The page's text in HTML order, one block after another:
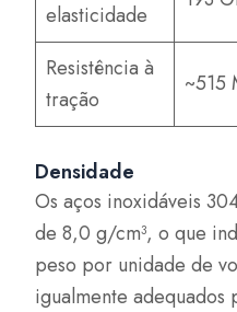
elasticidade
Resistência à
tração
~515
Densidade
Os aços inoxidáveis
de 8,0 g/cm³, o que
peso por unidade de
igualmente